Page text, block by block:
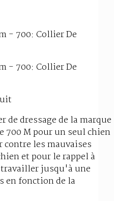
- 700: Collier De
- 700: Collier De
de dressage de la marque
700 M pour un seul chien
les mauvaises
et pour le rappel à
jusqu'à une
en fonction de la